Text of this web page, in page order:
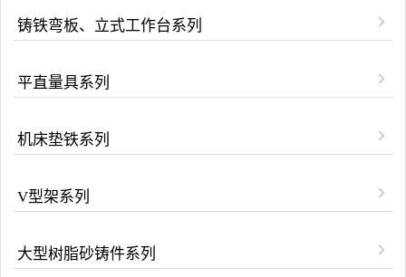
铸铁弯板、立式工作台系列
平直量具系列
机床垫铁系列
V型架系列
大型树脂砂铸件系列